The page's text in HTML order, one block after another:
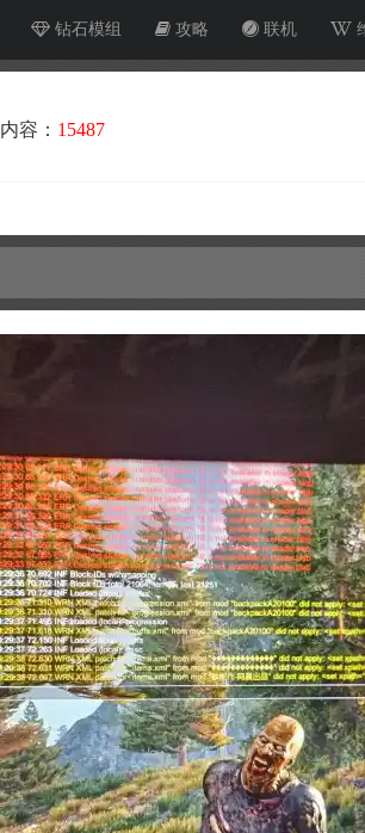
钻石模组 攻略 联机
内容： 15487